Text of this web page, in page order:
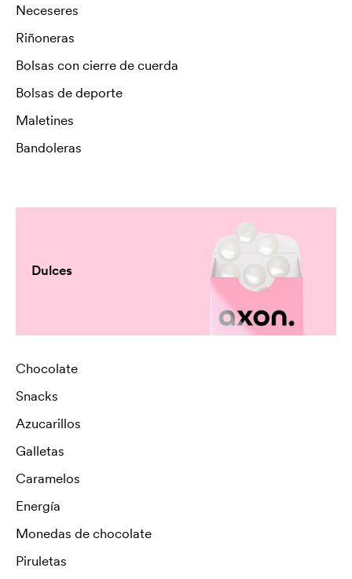
Neceseres
Riñoneras
Bolsas con cierre de cuerda
Bolsas de deporte
Maletines
Bandoleras
Dulces
Chocolate
Snacks
Azucarillos
Galletas
Caramelos
Energía
Monedas de chocolate
Piruletas